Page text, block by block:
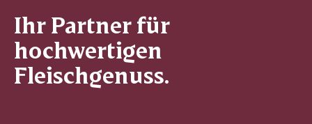
Ihr Partner für
hochwertigen
Fleischgenuss.